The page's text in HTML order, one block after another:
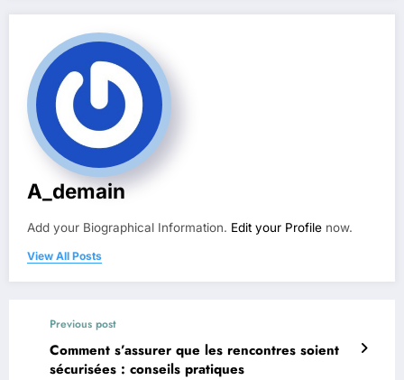
A_demain
Add your Biographical Information. Edit your Profile now.
View All Posts
Previous post
Comment s’assurer que les rencontres soient
sécurisées : conseils pratiques